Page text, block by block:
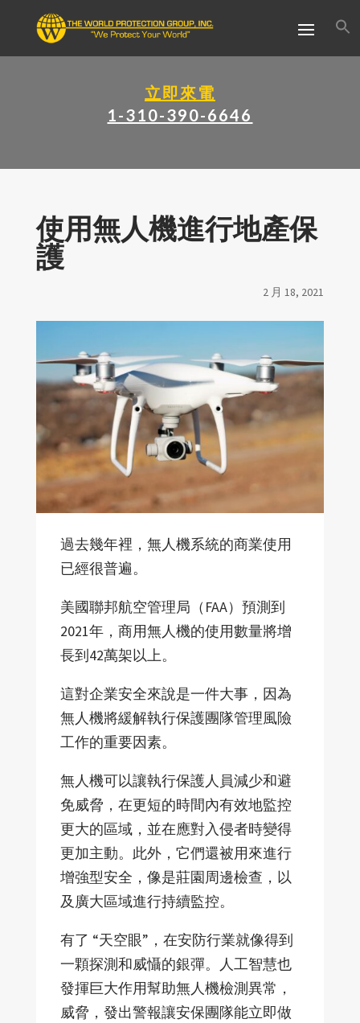
立即來電
1-310-390-6646
使用無人機進行地產保
護
2 月 18, 2021
過去幾年裡，無人機系統的商業使用
已經很普遍。
美國聯邦航空管理局（FAA）預測到
2021年，商用無人機的使用數量將增
長到42萬架以上。
這對企業安全來說是一件大事，因為
無人機將緩解執行保護團隊管理風險
工作的重要因素。
無人機可以讓執行保護人員減少和避
免威脅，在更短的時間內有效地監控
更大的區域，並在應對入侵者時變得
更加主動。此外，它們還被用來進行
增強型安全，像是莊園周邊檢查，以
及廣大區域進行持續監控。
有了 “天空眼”，在安防行業就像得到
一顆探測和威懾的銀彈。人工智慧也
發揮巨大作用幫助無人機檢測異常，
威脅，發出警報讓安保團隊能立即做